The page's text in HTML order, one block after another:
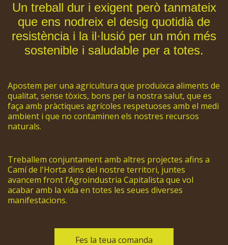
Un treball dur i exigent però tanmateix
que ens nodreix el desig quotidià de
resistència i la il·lusió per un món més
sostenible i saludable per a totes.
Apostem per una agricultura que produixca aliments de
qualitat, sense tòxics, bons per la nostra salut, que es
faça amb pràctiques agrícoles respetuoses amb el medi
ambient i que no contaminen els nostres recursos
naturals.
Treballem conjuntament amb altres projectes afins a
Camí de l'Horta dins del nostre territori, juntes
avancem front l’Agroindustria Capitalista que vol
acabar amb la vida en totes les seues diverses
manifestacions.
Fes la teua comanda